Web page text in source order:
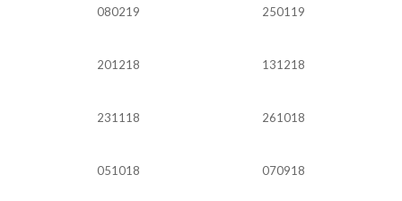
080219 250119
201218 131218
231118 261018
051018 070918